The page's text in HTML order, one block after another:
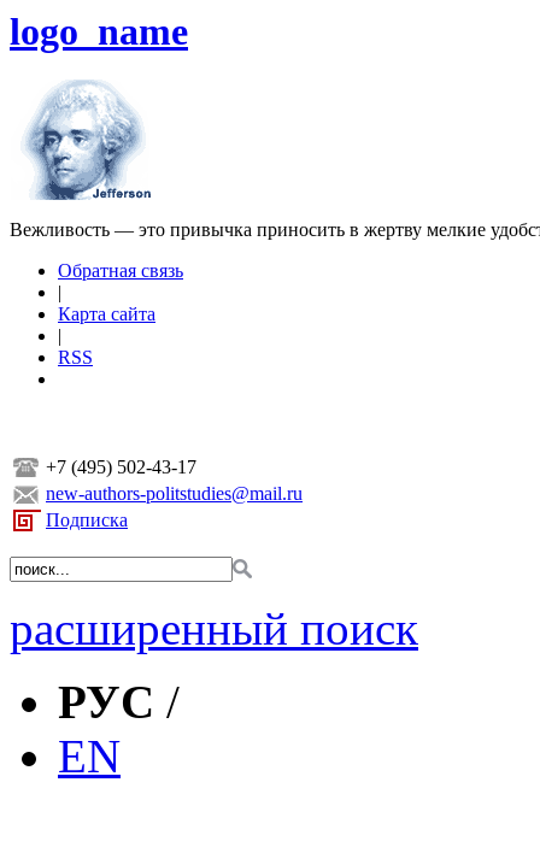
logo_name
Вежливость — это привычка приносить в жертву мелкие
Обратная связь
|
Карта сайта
|
RSS
+7 (495) 502-43-17
new-authors-politstudies@mail.ru
Подписка
расширенный поиск
РУС /
EN